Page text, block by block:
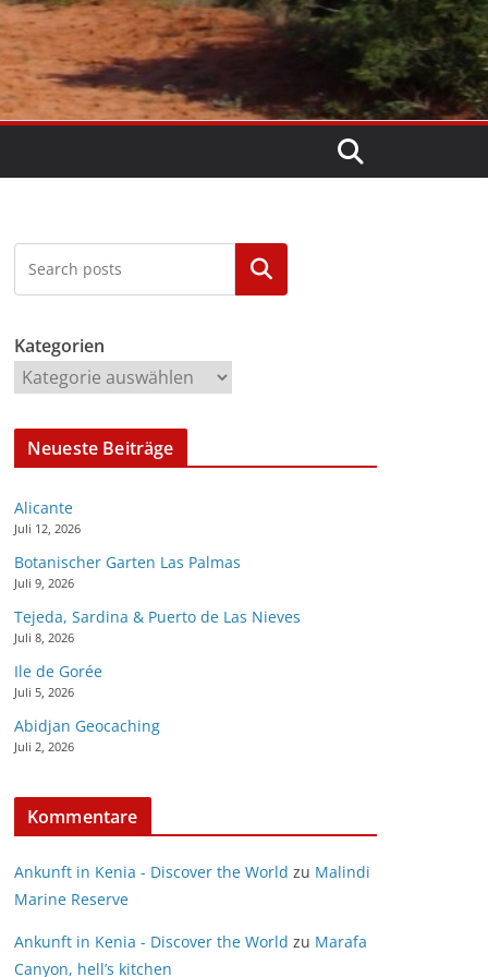
Kategorien
Kategorien
Neueste Beiträge
Alicante
Juli 12, 2026
Botanischer Garten Las Palmas
Juli 9, 2026
Tejeda, Sardina & Puerto de Las Nieves
Juli 8, 2026
Ile de Gorée
Juli 5, 2026
Abidjan Geocaching
Juli 2, 2026
Kommentare
Ankunft in Kenia - Discover the World zu Malindi
Marine Reserve
Ankunft in Kenia - Discover the World zu Marafa
Canyon, hell’s kitchen